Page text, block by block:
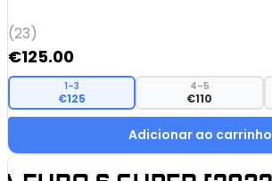
(23)
€125.00
1–3
€125
4–5
€110
Adicionar ao carrinho